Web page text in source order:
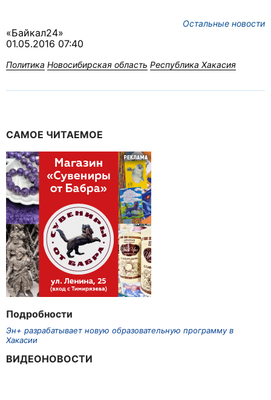
Остальные новости
«Байкал24»
01.05.2016 07:40
Политика Новосибирская область Республика Хакасия
САМОЕ ЧИТАЕМОЕ
Подробности
Эн+ разрабатывает новую образовательную программу в
Хакасии
ВИДЕОНОВОСТИ